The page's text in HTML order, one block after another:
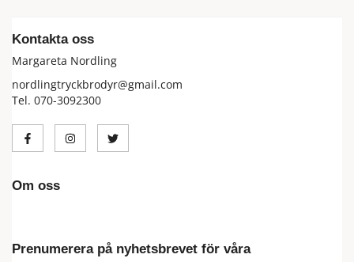
Kontakta oss
Margareta Nordling
nordlingtryckbrodyr@gmail.com
Tel. 070-3092300
Om oss
Prenumerera på nyhetsbrevet för våra